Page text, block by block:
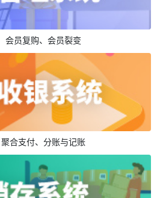
会员复购、会员裂变
合支付、分账与记账